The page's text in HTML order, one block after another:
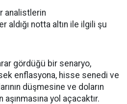
analistlerin
aldığı notta altın ile ilgili şu
gördüğü bir senaryo,
enflasyona, hisse senedi ve
düşmesine ve doların
yol açacaktır.